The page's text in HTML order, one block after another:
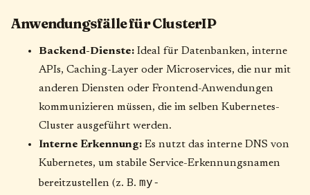
Anwendungsfälle für ClusterIP
Backend-Dienste: Ideal für Datenbanken, interne
APIs, Caching-Layer oder Microservices, die nur mit
anderen Diensten oder Frontend-Anwendungen
kommunizieren müssen, die im selben Kubernetes-
Cluster ausgeführt werden.
Interne Erkennung: Es nutzt das interne DNS von
Kubernetes, um stabile Service-Erkennungsnamen
bereitzustellen (z. B. my-